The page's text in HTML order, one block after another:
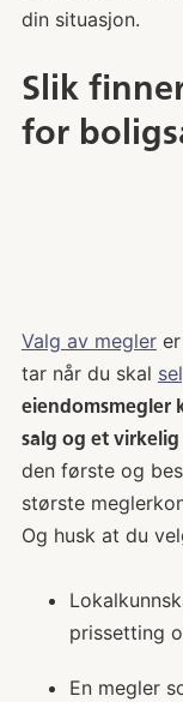
din situasjon.
Slik
for
Valg av meglerer
tar når du skal
eiendomsmegler
salg og et
den første og
største
Og husk at du
prissetting
En megler